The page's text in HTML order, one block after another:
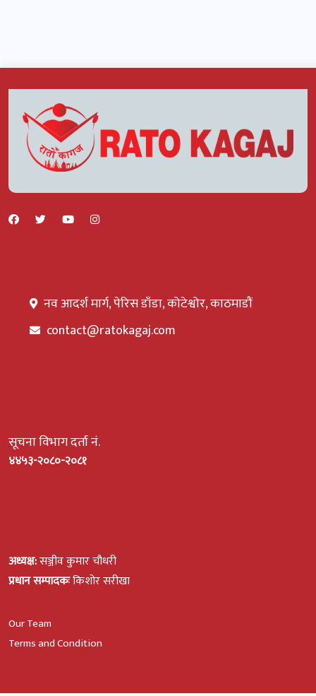
नव आदर्श मार्ग, पेरिस डाँडा, कोटेश्वोर, काठमाडौं
contact@ratokagaj.com
सूचना विभाग दर्ता नं.
४४५३-२०८०-२०८१
अध्यक्ष:सञ्जीव कुमार चौधरी
प्रधान सम्पादकःकिशोर सरीखा
Our Team
Terms and Condition